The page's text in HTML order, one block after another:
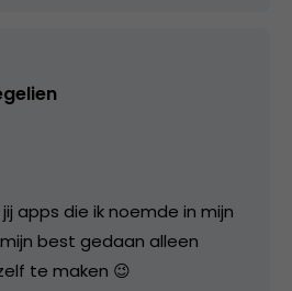
apps die ik noemde in mijn
best gedaan alleen
te maken 😉